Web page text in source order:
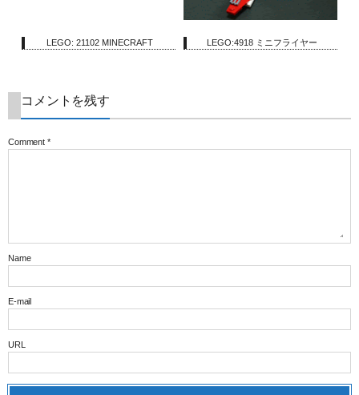
LEGO: 21102 MINECRAFT LEGO:4918 ミニフライヤー
コメントを残す
Comment *
Name
E-mail
URL